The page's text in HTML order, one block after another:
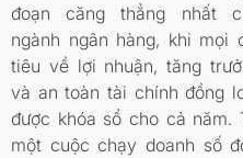
đoạn căng thẳng nhất
ngành ngân hàng, khi mọi
tiêu về lợi nhuận, tăng
và an toàn tài chính đồng
được khóa sổ cho cả năm.
một cuộc chạy doanh số